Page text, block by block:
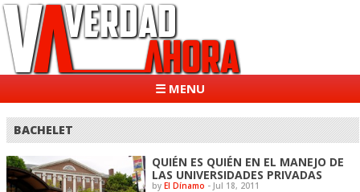
☰ MENU
BACHELET
QUIÉN ES QUIÉN EN EL MANEJO DE
LAS UNIVERSIDADES PRIVADAS
byEl Dínamo - Jul 18, 2011